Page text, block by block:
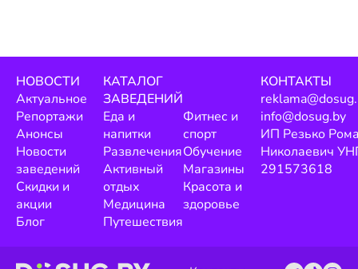
НОВОСТИ
Актуальное
Репортажи
Анонсы
Новости
заведений
Скидки и
акции
Блог
КАТАЛОГ
ЗАВЕДЕНИЙ
Еда и
напитки
Развлечения
Активный
отдых
Медицина
Путешествия
Фитнес и
спорт
Обучение
Магазины
Красота и
здоровье
КОНТАКТЫ
info@dosug.by
ИП Резько
Николаевич
291573618